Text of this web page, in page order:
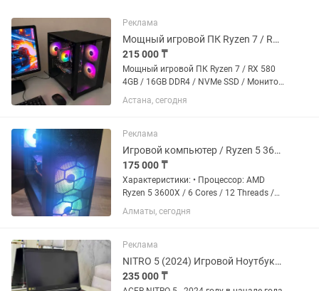
Реклама
Мощный игровой ПК Ryzen 7 / RX 580 4GB / 16GB DDR4 / NVMe SSD / Монитор
215 000 ₸
Мощный игровой ПК Ryzen 7 / RX 580
4GB / 16GB DDR4 / NVMe SSD / Монитор
Продам мощный игровой компьютер
на 8 ядерном Ryzen 7 в комплекте с
современных игр, учебы,...
Астана, сегодня
Реклама
Игровой компьютер / Ryzen 5 3600X / GTX 1650 SUPER 4GB / 16GB / SSD 1TB
175 000 ₸
Характеристики: • Процессор: AMD
Ryzen 5 3600X / 6 Cores / 12 Threads /
3.8 GHz - 4.4 GHz • Материнская карта:
Gigabyte A520M DS3H • ОЗУ: 16GB
PSD48G320081 •...
Алматы, сегодня
Реклама
NITRO 5 (2024) Игровой Ноутбук/ RTX/ ОЗУ-16
235 000 ₸